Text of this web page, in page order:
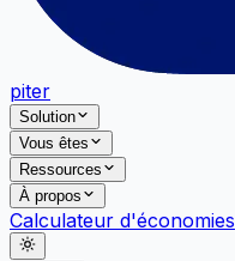
piter
Solution
Vous êtes
Ressources
À propos
Calculateur d'économies